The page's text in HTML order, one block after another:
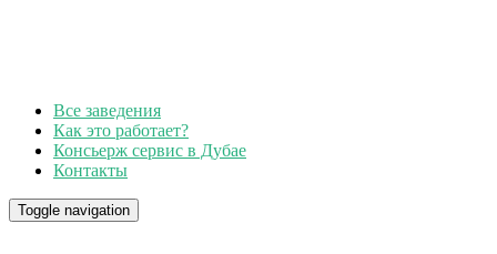
Все заведения
Как это работает?
Консьерж сервис в Дубае
Контакты
Toggle navigation